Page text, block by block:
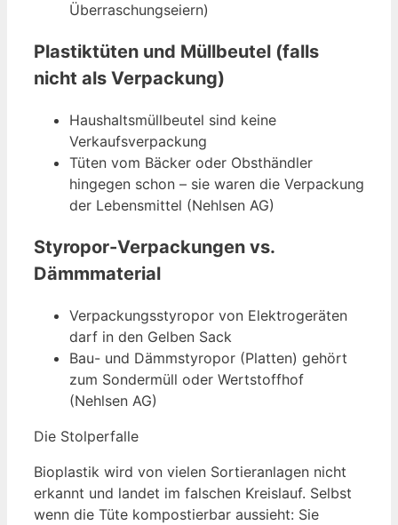
Überraschungseiern)
Plastiktüten und Müllbeutel (falls
nicht als Verpackung)
Haushaltsmüllbeutel sind keine
Verkaufsverpackung
Tüten vom Bäcker oder Obsthändler
hingegen schon – sie waren die Verpackung
der Lebensmittel (Nehlsen AG)
Styropor-Verpackungen vs.
Dämmmaterial
Verpackungsstyropor von Elektrogeräten
darf in den Gelben Sack
Bau- und Dämmstyropor (Platten) gehört
zum Sondermüll oder Wertstoffhof
(Nehlsen AG)
Die Stolperfalle
Bioplastik wird von vielen Sortieranlagen nicht
erkannt und landet im falschen Kreislauf. Selbst
wenn die Tüte kompostierbar aussieht: Sie